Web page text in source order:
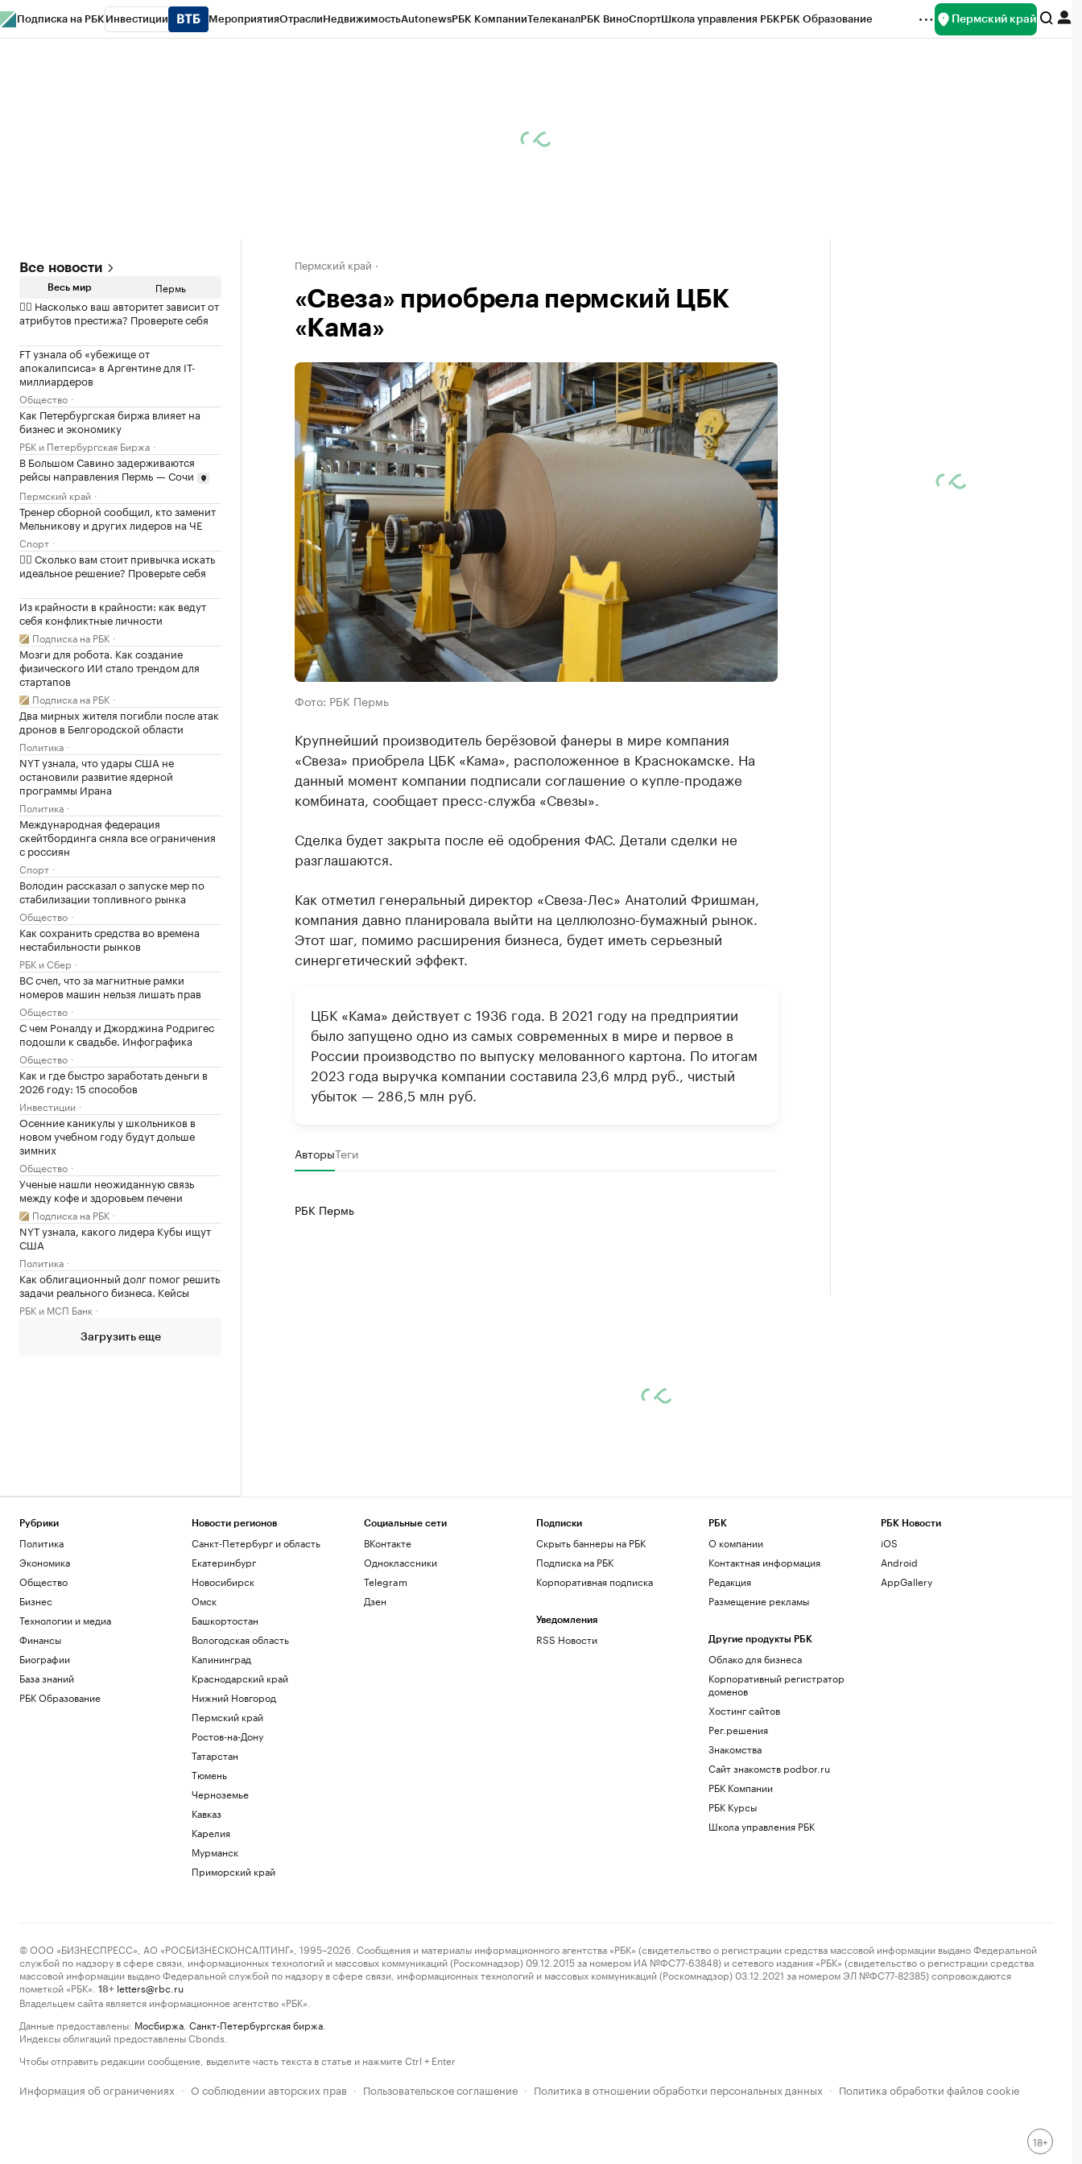
Подписка на РБК Инвестиции МероприятияОтраслиНедвижимостьAutonewsРБК КомпанииТелеканалРБК ВиноСпортШкола управления РБКРБК Образование Пермский край
Все новости
Весь мир Пермь
✍🏻 Насколько ваш авторитет зависит от
атрибутов престижа? Проверьте себя
FT узнала об «убежище от
апокалипсиса» в Аргентине для IT-
миллиардеров
Общество
Как Петербургская биржа влияет на
бизнес и экономику
РБК и Петербургская Биржа
В Большом Савино задерживаются
рейсы направления Пермь — Сочи
Пермский край
Тренер сборной сообщил, кто заменит
Мельникову и других лидеров на ЧЕ
Спорт
✍🏻 Сколько вам стоит привычка искать
идеальное решение? Проверьте себя
Из крайности в крайности: как ведут
себя конфликтные личности
Подписка на РБК
Мозги для робота. Как создание
физического ИИ стало трендом для
стартапов
Подписка на РБК
Два мирных жителя погибли после атак
дронов в Белгородской области
Политика
NYT узнала, что удары США не
остановили развитие ядерной
программы Ирана
Политика
Международная федерация
скейтбординга сняла все ограничения
с россиян
Спорт
Володин рассказал о запуске мер по
стабилизации топливного рынка
Общество
Как сохранить средства во времена
нестабильности рынков
РБК и Сбер
ВС счел, что за магнитные рамки
номеров машин нельзя лишать прав
Общество
С чем Роналду и Джорджина Родригес
подошли к свадьбе. Инфографика
Общество
Как и где быстро заработать деньги в
2026 году: 15 способов
Инвестиции
Осенние каникулы у школьников в
новом учебном году будут дольше
зимних
Общество
Ученые нашли неожиданную связь
между кофе и здоровьем печени
Подписка на РБК
NYT узнала, какого лидера Кубы ищут
США
Политика
Как облигационный долг помог решить
задачи реального бизнеса. Кейсы
РБК и МСП Банк
Загрузить еще
Пермский край
«Свеза» приобрела пермский ЦБК
«Кама»
Фото: РБК Пермь
Крупнейший производитель берёзовой фанеры в мире компания
«Свеза» приобрела ЦБК «Кама», расположенное в Краснокамске. На
данный момент компании подписали соглашение о купле-продаже
комбината, сообщает пресс-служба «Свезы».
Сделка будет закрыта после её одобрения ФАС. Детали сделки не
разглашаются.
Как отметил генеральный директор «Свеза-Лес» Анатолий Фришман,
компания давно планировала выйти на целлюлозно-бумажный рынок.
Этот шаг, помимо расширения бизнеса, будет иметь серьезный
синергетический эффект.
ЦБК «Кама» действует с 1936 года. В 2021 году на предприятии
было запущено одно из самых современных в мире и первое в
России производство по выпуску мелованного картона. По итогам
2023 года выручка компании составила 23,6 млрд руб., чистый
убыток — 286,5 млн руб.
АвторыТеги
РБК Пермь
Рубрики
Политика
Экономика
Общество
Бизнес
Технологии и медиа
Финансы
Биографии
База знаний
РБК Образование
Новости регионов
Санкт-Петербург и область
Екатеринбург
Новосибирск
Омск
Башкортостан
Вологодская область
Калининград
Краснодарский край
Нижний Новгород
Пермский край
Ростов-на-Дону
Татарстан
Тюмень
Черноземье
Кавказ
Карелия
Мурманск
Приморский край
Социальные сети
ВКонтакте
Одноклассники
Telegram
Дзен
Подписки
Скрыть баннеры на РБК
Подписка на РБК
Корпоративная подписка
Уведомления
RSS Новости
РБК
О компании
Контактная информация
Редакция
Размещение рекламы
Другие продукты РБК
Облако для бизнеса
Корпоративный регистратор
доменов
Хостинг сайтов
Рег.решения
Знакомства
Сайт знакомств podbor.ru
РБК Компании
РБК Курсы
Школа управления РБК
РБК Новости
iOS
Android
AppGallery
© ООО «БИЗНЕСПРЕСС», АО «РОСБИЗНЕСКОНСАЛТИНГ», 1995–2026. Сообщения и материалы информационного агентства «РБК» (свидетельство о регистрации средства массовой информации выдано Федеральной
службой по надзору в сфере связи, информационных технологий и массовых коммуникаций (Роскомнадзор) 09.12.2015 за номером ИА №ФС77-63848) и сетевого издания «РБК» (свидетельство о регистрации средства
массовой информации выдано Федеральной службой по надзору в сфере связи, информационных технологий и массовых коммуникаций (Роскомнадзор) 03.12.2021 за номером ЭЛ №ФС77-82385) сопровождаются
пометкой «РБК».
18+ letters@rbc.ru
Владельцем сайта является информационное агентство «РБК».
Данные предоставлены: Мосбиржа Санкт-Петербургская биржа
Индексы облигаций предоставлены Cbonds.
Чтобы отправить редакции сообщение, выделите часть текста в статье и нажмите Ctrl + Enter
Информация об ограничениях · О соблюдении авторских прав · Пользовательское соглашение · Политика в отношении обработки персональных данных · Политика обработки файлов cookie
18+